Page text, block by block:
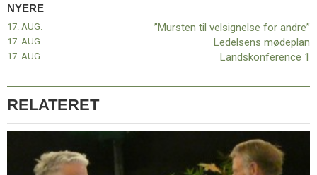
”Mursten
velsignelse
for
Præsteansættelse
NYERE
”Mursten til velsignelse for andre”
17. AUG.
Ledelsens mødeplan
17. AUG.
Landskonference 1
17. AUG.
RELATERET